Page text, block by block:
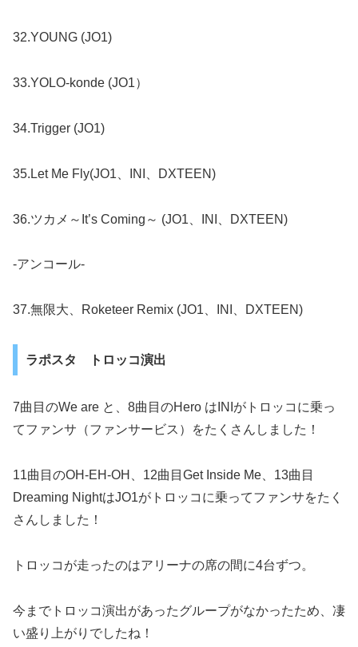
32.YOUNG (JO1)
33.YOLO-konde (JO1）
34.Trigger (JO1)
35.Let Me Fly(JO1、INI、DXTEEN)
36.ツカメ～It’s Coming～ (JO1、INI、DXTEEN)
-アンコール-
37.無限大、Roketeer Remix (JO1、INI、DXTEEN)
ラポスタ トロッコ演出
7曲目のWe are と、8曲目のHero はINIがトロッコに乗っ
てファンサ（ファンサービス）をたくさんしました！
11曲目のOH-EH-OH、12曲目Get Inside Me、13曲目
Dreaming NightはJO1がトロッコに乗ってファンサをたく
さんしました！
トロッコが走ったのはアリーナの席の間に4台ずつ。
今までトロッコ演出があったグループがなかったため、凄
い盛り上がりでしたね！